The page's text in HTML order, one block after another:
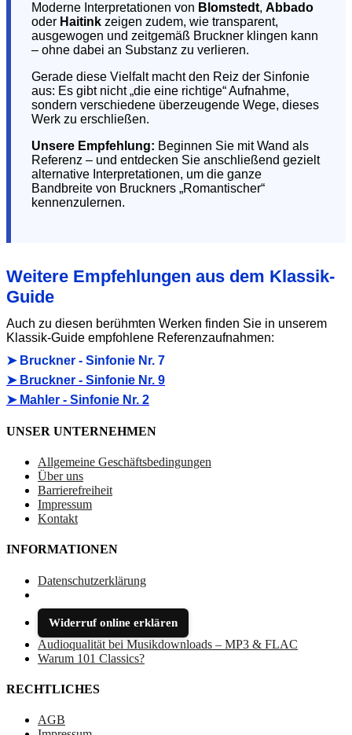
Moderne Interpretationen von Blomstedt, Abbado
oder Haitink zeigen zudem, wie transparent,
ausgewogen und zeitgemäß Bruckner klingen kann
– ohne dabei an Substanz zu verlieren.
Gerade diese Vielfalt macht den Reiz der Sinfonie
aus: Es gibt nicht „die eine richtige“ Aufnahme,
sondern verschiedene überzeugende Wege, dieses
Werk zu erschließen.
Unsere Empfehlung: Beginnen Sie mit Wand als
Referenz – und entdecken Sie anschließend gezielt
alternative Interpretationen, um die ganze
Bandbreite von Bruckners „Romantischer“
kennenzulernen.
Weitere Empfehlungen aus dem Klassik-
Guide
Auch zu diesen berühmten Werken finden Sie in unserem
Klassik-Guide empfohlene Referenzaufnahmen:
➤ Bruckner - Sinfonie Nr. 7
➤ Bruckner - Sinfonie Nr. 9
➤ Mahler - Sinfonie Nr. 2
UNSER UNTERNEHMEN
Allgemeine Geschäftsbedingungen
Über uns
Barrierefreiheit
Impressum
Kontakt
INFORMATIONEN
Datenschutzerklärung
Widerruf online erklären
Audioqualität bei Musikdownloads – MP3 & FLAC
Warum 101 Classics?
RECHTLICHES
AGB